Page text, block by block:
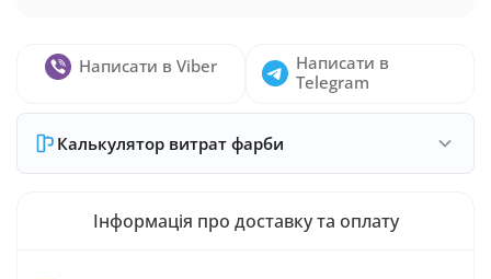
Написати в Viber
Написати в
Telegram
Калькулятор витрат фарби
Інформація про доставку та оплату